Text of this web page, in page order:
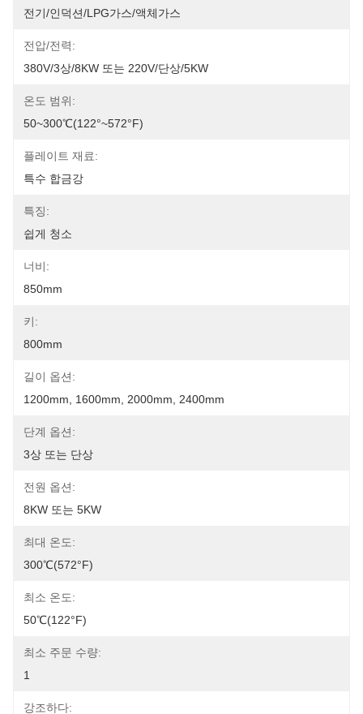
전기/인덕션/LPG가스/액체가스
전압/전력:
380V/3상/8KW 또는 220V/단상/5KW
온도 범위:
50~300℃(122°~572°F)
플레이트 재료:
특수 합금강
특징:
쉽게 청소
너비:
850mm
키:
800mm
길이 옵션:
1200mm, 1600mm, 2000mm, 2400mm
단계 옵션:
3상 또는 단상
전원 옵션:
8KW 또는 5KW
최대 온도:
300℃(572°F)
최소 온도:
50℃(122°F)
최소 주문 수량:
1
강조하다: